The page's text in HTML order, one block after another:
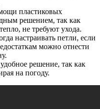
пластиковых
решением, так как
не требуют ухода.
настраивать петли, если
можно отнести
решение, так как
на погоду.